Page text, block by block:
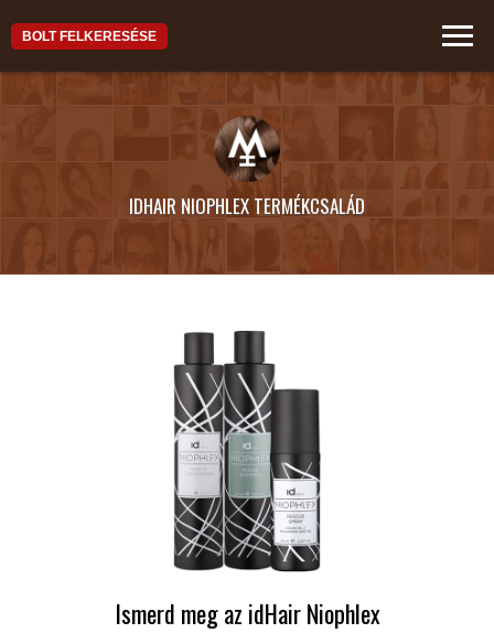
BOLT FELKERESÉSE
IDHAIR NIOPHLEX TERMÉKCSALÁD
Ismerd meg az idHair Niophlex